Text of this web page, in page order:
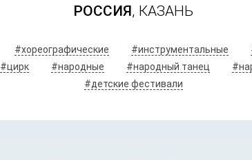
РОССИЯ, КАЗАНЬ
#хореографические #инструментальные
#цирк #народные #народный танец
#детские фестивали